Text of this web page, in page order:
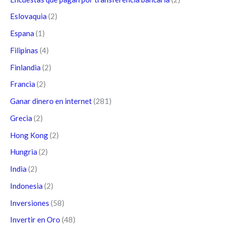
Eslovaquia (2)
Espana (1)
Filipinas (4)
Finlandia (2)
Francia (2)
Ganar dinero en internet(281)
Grecia (2)
Hong Kong(2)
Hungria (2)
India (2)
Indonesia (2)
Inversiones (58)
Invertir en Oro (48)